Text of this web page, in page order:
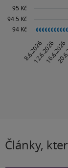
Články,